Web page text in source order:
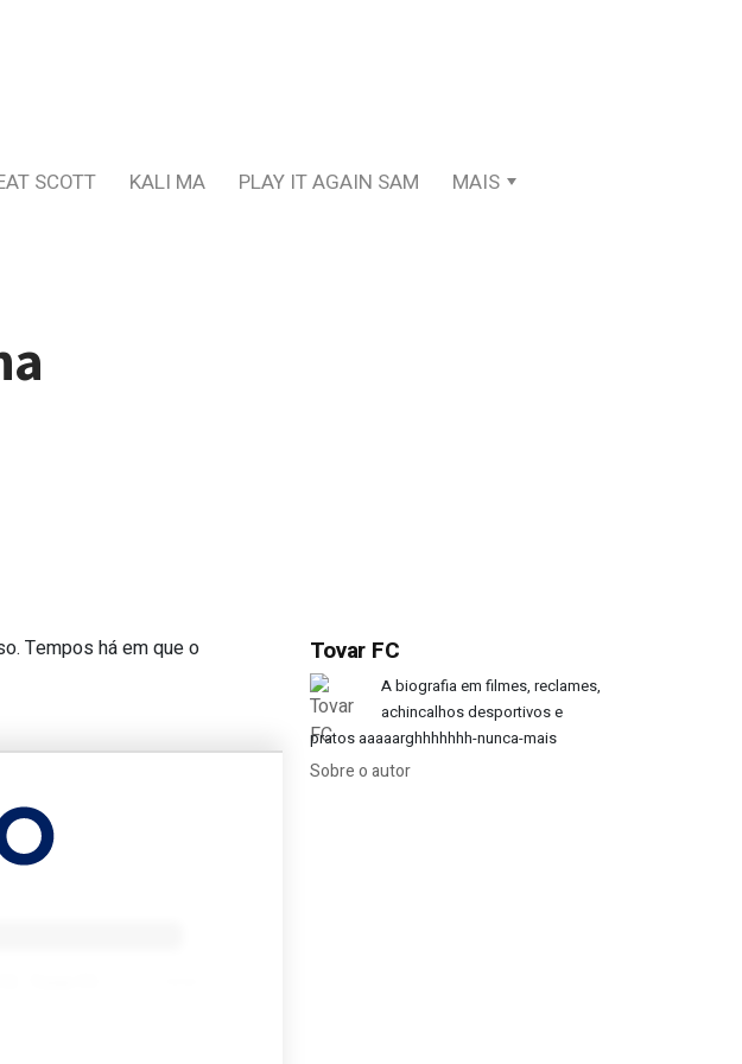
SCOTT KALI MA PLAY IT AGAIN SAM MAIS
na Taça de Portugal?
Tempos há em que o
Tovar FC
A biografia em filmes, reclames,
achincalhos desportivos e
pratos aaaaarghhhhhhh-nunca-mais
Sobre o autor